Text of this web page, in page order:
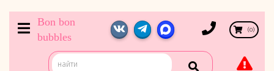
Bon bon
bubbles
(0)